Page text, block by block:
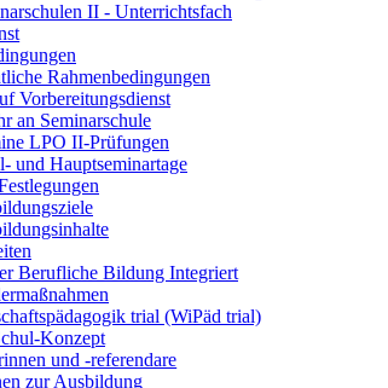
II - Unterrichtsfach
Rahmenbedingungen
Vorbereitungsdienst
an Seminarschule
LPO II-Prüfungen
und Hauptseminartage
Berufliche Bildung Integriert
trial (WiPäd trial)
Konzept
und -referendare
zur Ausbildung